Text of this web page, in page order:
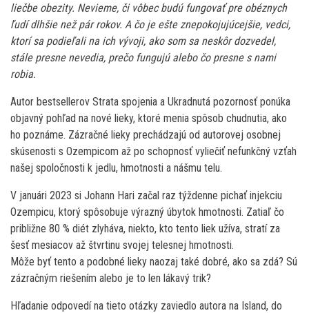
liečbe obezity. Nevieme, či vôbec budú fungovať pre obéznych
ľudí dlhšie než pár rokov. A čo je ešte znepokojujúcejšie, vedci,
ktorí sa podieľali na ich vývoji, ako som sa neskôr dozvedel,
stále presne nevedia, prečo fungujú alebo čo presne s nami
robia.
Autor bestsellerov Strata spojenia a Ukradnutá pozornosť ponúka
objavný pohľad na nové lieky, ktoré menia spôsob chudnutia, ako
ho poznáme. Zázračné lieky prechádzajú od autorovej osobnej
skúsenosti s Ozempicom až po schopnosť vyliečiť nefunkčný vzťah
našej spoločnosti k jedlu, hmotnosti a nášmu telu.
V januári 2023 si Johann Hari začal raz týždenne pichať injekciu
Ozempicu, ktorý spôsobuje výrazný úbytok hmotnosti. Zatiaľ čo
približne 80 % diét zlyháva, niekto, kto tento liek užíva, stratí za
šesť mesiacov až štvrtinu svojej telesnej hmotnosti.
Môže byť tento a podobné lieky naozaj také dobré, ako sa zdá? Sú
zázračným riešením alebo je to len lákavý trik?
Hľadanie odpovedí na tieto otázky zaviedlo autora na Island, do